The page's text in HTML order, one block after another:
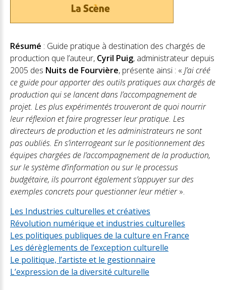
Résumé : Guide pratique à destination des chargés de
production que l’auteur, Cyril Puig, administrateur depuis
2005 des Nuits de Fourvière, présente ainsi : « J’ai créé
ce guide pour apporter des outils pratiques aux chargés de
production qui se lancent dans l’accompagnement de
projet. Les plus expérimentés trouveront de quoi nourrir
leur réflexion et faire progresser leur pratique. Les
directeurs de production et les administrateurs ne sont
pas oubliés. En s’interrogeant sur le positionnement des
équipes chargées de l’accompagnement de la production,
sur le système d’information ou sur le processus
budgétaire, ils pourront également s’appuyer sur des
exemples concrets pour questionner leur métier».
Les Industries culturelles et créatives
Révolution numérique et industries culturelles
Les politiques publiques de la culture en France
Les dérèglements de l’exception culturelle
Le politique, l’artiste et le gestionnaire
L’expression de la diversité culturelle